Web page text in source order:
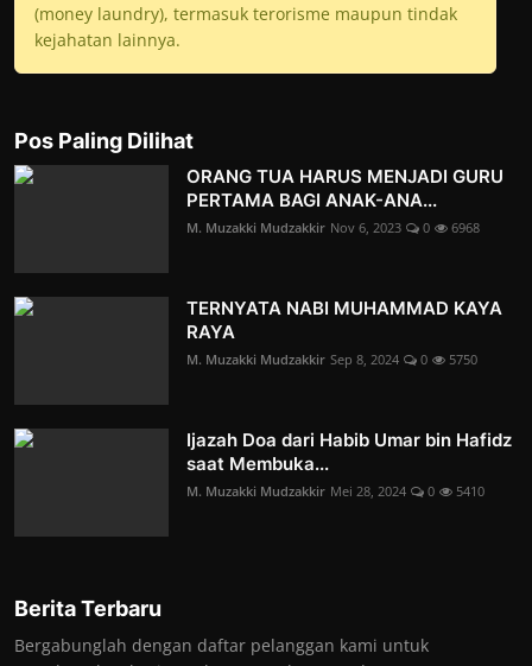
(money laundry), termasuk terorisme maupun tindak
kejahatan lainnya.
Pos Paling Dilihat
ORANG TUA HARUS MENJADI GURU
PERTAMA BAGI ANAK-ANA...
M. Muzakki Mudzakkir Nov 6, 2023 0 6968
TERNYATA NABI MUHAMMAD KAYA
RAYA
M. Muzakki Mudzakkir Sep 8, 2024 0 5750
Ijazah Doa dari Habib Umar bin Hafidz
saat Membuka...
M. Muzakki Mudzakkir Mei 28, 2024 0 5410
Berita Terbaru
Bergabunglah dengan daftar pelanggan kami untuk